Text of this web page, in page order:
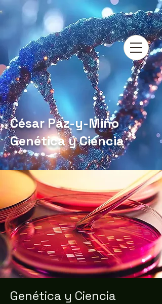
César Paz-y-Miño
Genética y Ciencia
Genética y Ciencia